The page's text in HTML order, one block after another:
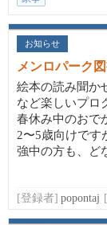
お知らせ
メンロパーク
絵本の読み聞か
など楽しいプロ
春休み中のおで
2〜5歳向けです
強中の方も、ど
[登録者] popontaj